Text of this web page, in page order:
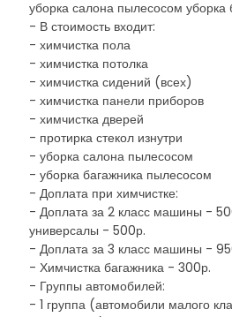
уборка салона пылесосом уборка
- В стоимость входит:
- химчистка пола
- химчистка потолка
- химчистка сидений (всех)
- химчистка панели приборов
- химчистка дверей
- протирка стекол изнутри
- уборка салона пылесосом
- уборка багажника пылесосом
- Доплата при химчистке:
- Доплата за 2 класс машины -
универсалы - 500р.
- Доплата за 3 класс машины -
- Химчистка багажника - 300р.
- Группы автомобилей:
- 1 группа (автомобили малого